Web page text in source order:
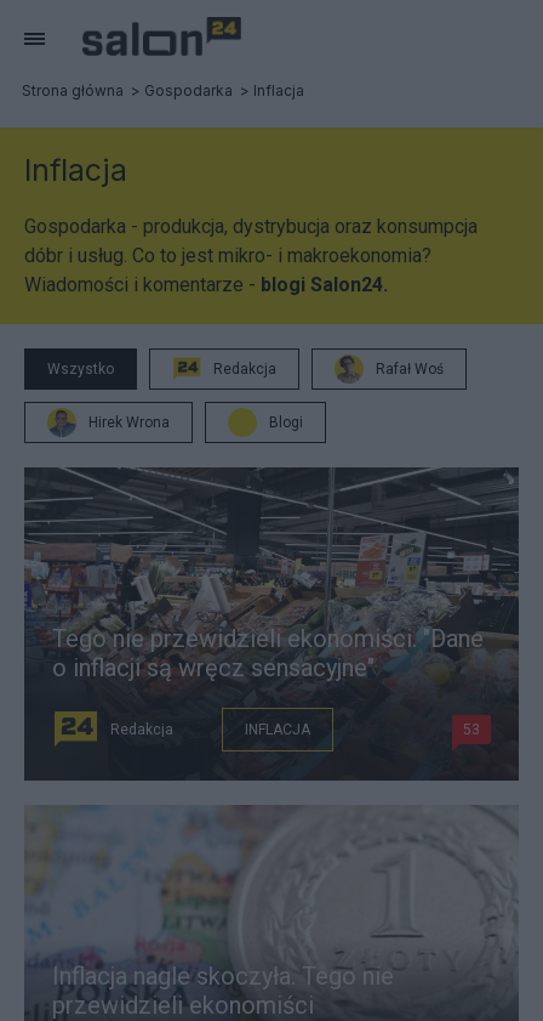
Strona główna Gospodarka Inflacja
Inflacja
Gospodarka - produkcja, dystrybucja oraz konsumpcja
dóbr i usług. Co to jest mikro- i makroekonomia?
Wiadomości i komentarze - blogi Salon24.
Wszystko Redakcja Rafał Woś
Hirek Wrona Blogi
Tego nie przewidzieli ekonomiści. "Dane
o inflacji są wręcz sensacyjne"
Redakcja INFLACJA 53
Inflacja nagle skoczyła. Tego nie
przewidzieli ekonomiści